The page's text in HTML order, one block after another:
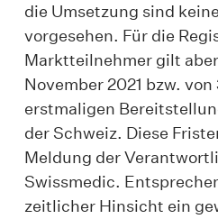
die Umsetzung sind
vorgesehen. Für die
Marktteilnehmer gilt
November 2021 bzw.
erstmaligen
der Schweiz. Diese
Meldung der
Swissmedic.
zeitlicher Hinsicht ein